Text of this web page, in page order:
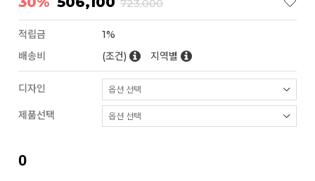
723,000
적립금
1%
배송비
(조건) 지역별
디자인
제품선택
0